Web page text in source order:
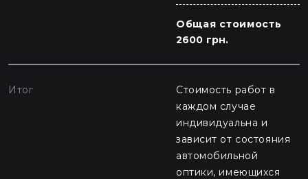
Общая стоимость
2600 грн.
Итог
Стоимость работ в
каждом случае
индивидуальна и
зависит от состояния
автомобильной
оптики, имеющихся